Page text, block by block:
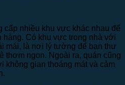
cấp nhiều khu vực khác nhau để
hàng. Có khu vực trong nhà với
mái, là nơi lý tưởng để bạn thư
thơm ngon. Ngoài ra, quán cũng
không gian thoáng mát và cảm